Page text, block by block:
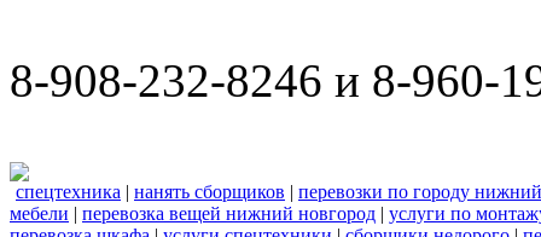
8-908-232-8246 и 8-960-
спецтехника | нанять сборщиков | перевозки по городу
мебели | перевозка вещей нижний новгород | услуги по